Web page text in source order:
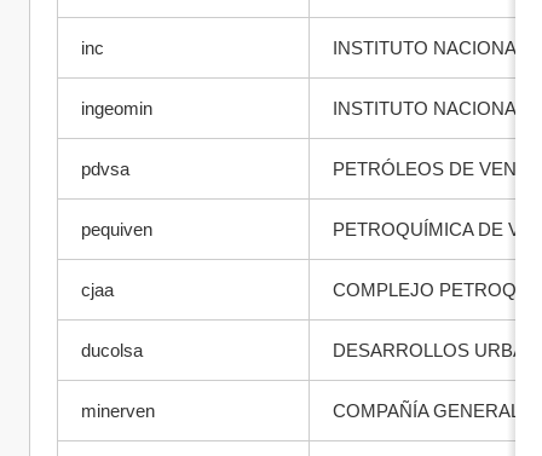
inc INSTITUTO NACIONAL
ingeomin INSTITUTO NACIONAL
pdvsa PETRÓLEOS DE
pequiven PETROQUÍMICA DE
cjaa COMPLEJO
ducolsa DESARROLLOS
minerven COMPAÑÍA GENERAL